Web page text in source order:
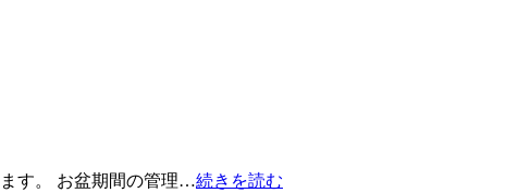
す。 お盆期間の管理…続きを読む